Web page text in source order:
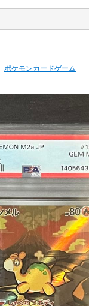
ポケモンカードゲーム